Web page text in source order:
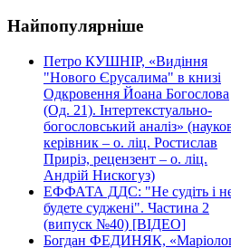
Найпопулярніше
Петро КУШНІР, «Видіння
"Нового Єрусалима" в книзі
Одкровення Йоана Богослова
(Од. 21). Інтертекстуально-
богословський аналіз»
керівник – о. ліц. Ростислав
Приріз, рецензент – о. ліц.
Андрій Нискогуз)
ЕФФАТА ДДС: "Не судіть і
будете суджені". Частина 2
(випуск №40) [ВІДЕО]
Богдан ФЕДИНЯК,